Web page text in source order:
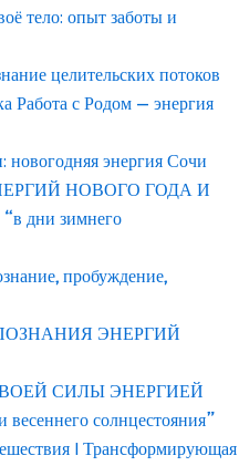
тело: опыт заботы и
целительских потоков
Работа с Родом — энергия
новогодняя энергия Сочи
НОВОГО ГОДА И
дни зимнего
пробуждение,
ЭНЕРГИЙ
СИЛЫ ЭНЕРГИЕЙ
солнцестояния”
| Трансформирующая